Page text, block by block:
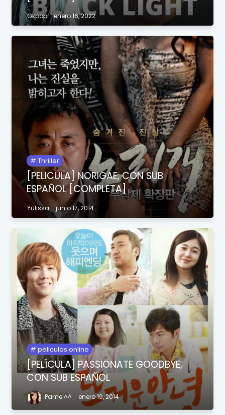
Gkpop enero 16, 2022
Thriller
[PELICULA] NORIGAE, CON SUB
ESPAÑOL [COMPLETA]
Yulissa junio 17, 2014
peliculas online
[PELÍCULA] PASSIONATE GOODBYE,
CON SUB ESPAÑOL
Pame ^^ enero 19, 2014